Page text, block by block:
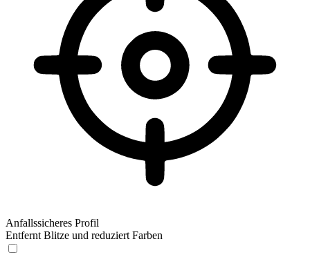
Anfallssicheres Profil
Entfernt Blitze und reduziert Farben